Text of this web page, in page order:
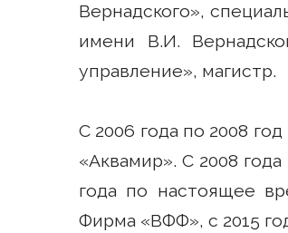
Вернадского»,
имени В.И.
управление», магистр.
С 2006 года по 2008
«Аквамир». С 2008
года по настоящее
Фирма «ВФФ», с 2015